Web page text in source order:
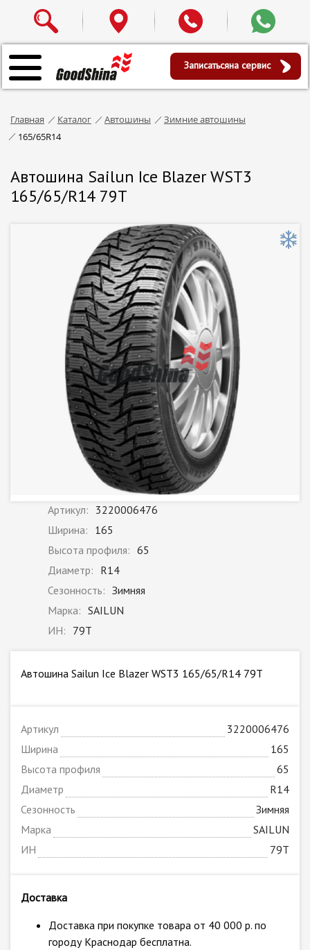
Записатьсяна сервис
Главная Каталог Автошины
Зимние автошины
165/65R14
Автошина Sailun Ice Blazer WST3
165/65/R14 79T
Артикул: 3220006476
Ширина: 165
Высота профиля: 65
Диаметр: R14
Сезонность: Зимняя
Марка: SAILUN
ИН: 79T
Автошина Sailun Ice Blazer WST3 165/65/R14 79T
Артикул
3220006476
Ширина
165
Высота профиля
65
Диаметр
R14
Сезонность
Зимняя
Марка
SAILUN
ИН
79T
Доставка
Доставка при покупке товара от 40 000 р. по
городу Краснодар бесплатна.